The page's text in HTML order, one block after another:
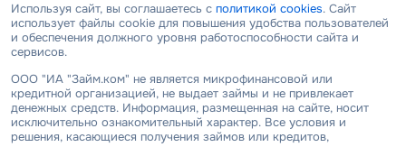
Используя сайт, вы соглашаетесь с политикой cookies. Сайт
использует файлы cookie для повышения удобства пользователей
и обеспечения должного уровня работоспособности сайта и
сервисов.
ООО "ИА "Займ.ком" не является микрофинансовой или
кредитной организацией, не выдает займы и не привлекает
денежных средств. Информация, размещенная на сайте, носит
исключительно ознакомительный характер. Все условия и
решения, касающиеся получения займов или кредитов,